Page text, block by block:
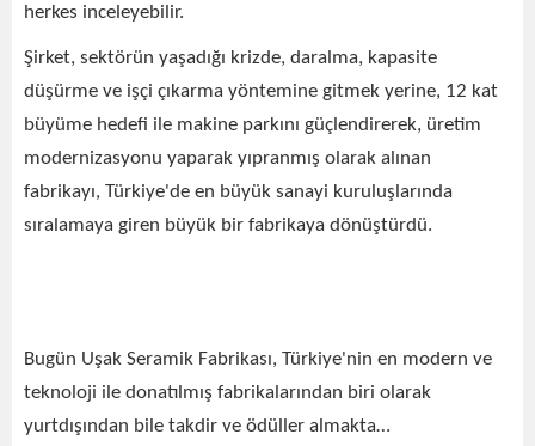
herkes inceleyebilir.
Şirket, sektörün yaşadığı krizde, daralma, kapasite
düşürme ve işçi çıkarma yöntemine gitmek yerine, 12 kat
büyüme hedefi ile makine parkını güçlendirerek, üretim
modernizasyonu yaparak yıpranmış olarak alınan
fabrikayı, Türkiye'de en büyük sanayi kuruluşlarında
sıralamaya giren büyük bir fabrikaya dönüştürdü.
Bugün Uşak Seramik Fabrikası, Türkiye'nin en modern ve
teknoloji ile donatılmış fabrikalarından biri olarak
yurtdışından bile takdir ve ödüller almakta…